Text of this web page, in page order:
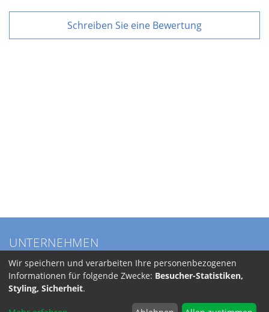
Schreiben Sie eine Bewertung
UNTERNEHMEN
Über BKL
Service
Anfahrt
Jobs
Wir speichern und verarbeiten Ihre personenbezogenen
Informationen für folgende Zwecke: Besucher-Statistiken,
Styling, Sicherheit.